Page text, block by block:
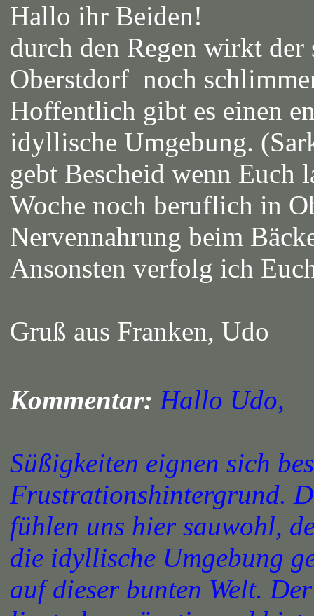
Hallo ihr Beiden!
durch den Regen wirkt
Oberstdorf noch
Hoffentlich gibt es einen
idyllische Umgebung.
gebt Bescheid wenn
Woche noch beruflich in
Nervennahrung beim
Ansonsten verfolg ich
Gruß aus Franken, Udo
Kommentar: Hallo Udo,
Süßigkeiten eignen sich
Frustrationshintergrund.
fühlen uns hier sauwohl,
die idyllische Umgebung
auf dieser bunten Welt.